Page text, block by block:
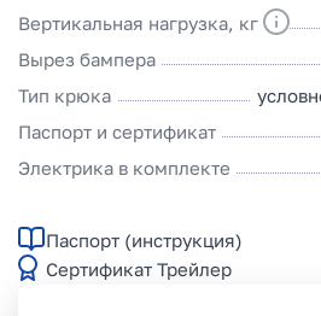
Вертикальная нагрузка, кг
Вырез бампера
Тип крюка
Паспорт и сертификат
Электрика в комплекте
Паспорт (инструкция)
Сертификат Трейлер